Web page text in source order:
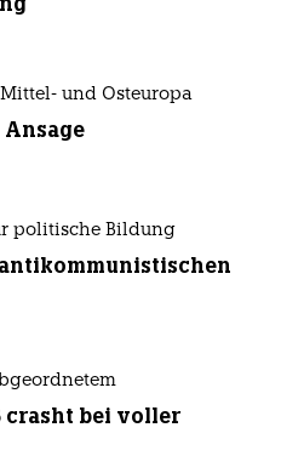
und Osteuropa
politische Bildung
crasht bei voller